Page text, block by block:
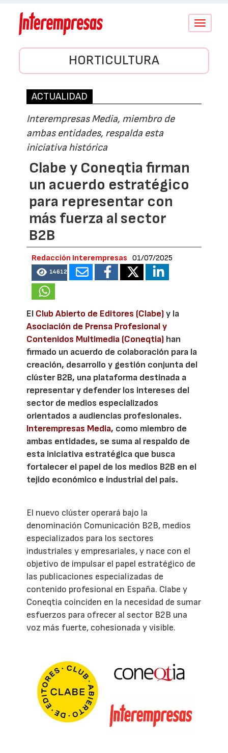
Conmutar
HORTICULTURA
ACTUALIDAD
Interempresas Media, miembro de
ambas entidades, respalda esta
iniciativa histórica
Clabe y Coneqtia firman
un acuerdo estratégico
para representar con
más fuerza al sector
B2B
Redacción Interempresas 01/07/2025
14612
El Club Abierto de Editores (Clabe)y la
Asociación de Prensa Profesional y
Contenidos Multimedia (Coneqtia) han
firmado un acuerdo de colaboración para la
creación, desarrollo y gestión conjunta del
clúster B2B, una plataforma destinada a
representar y defender los intereses del
sector de medios especializados
orientados a audiencias profesionales.
Interempresas Media, como miembro de
ambas entidades, se suma al respaldo de
esta iniciativa estratégica que busca
fortalecer el papel de los medios B2B en el
tejido económico e industrial del país.
El nuevo clúster operará bajo la
denominación Comunicación B2B, medios
especializados para los sectores
industriales y empresariales, y nace con el
objetivo de impulsar el papel estratégico de
las publicaciones especializadas de
contenido profesional en España. Clabe y
Coneqtia coinciden en la necesidad de sumar
esfuerzos para ofrecer al sector B2B una
voz más fuerte, cohesionada y visible.